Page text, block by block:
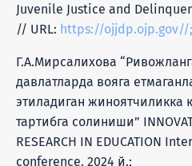
Juvenile Justice and
// URL: https://ojjdp.ojp.gov//;
Г.А.Мирсалихова
давлатларда вояга
этиладиган
тартибга солиниши”
RESEARCH IN EDUCATION
conference. 2024 й.;